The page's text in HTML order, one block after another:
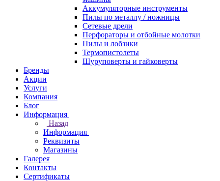
Аккумуляторные инструменты
Пилы по металлу / ножницы
Сетевые дрели
Перфораторы и отбойные молотки
Пилы и лобзики
Термопистолеты
Шуруповерты и гайковерты
Бренды
Акции
Услуги
Компания
Блог
Информация
Назад
Информация
Реквизиты
Магазины
Галерея
Контакты
Сертификаты